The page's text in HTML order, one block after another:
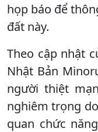
họp báo để
đất này.
Theo cập nhật
Nhật Bản
người thiệt
nghiêm trọng
quan chức